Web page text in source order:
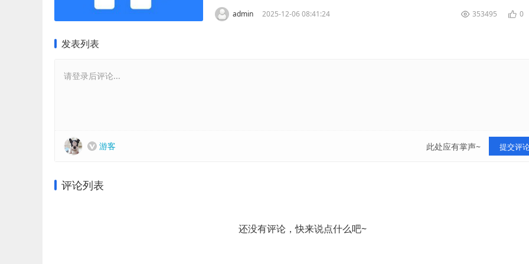
admin 2025-12-06 08:41:24 353495 0
发表列表
请登录后评论...
游客 此处应有掌声~ 提交评
评论列表
还没有评论，快来说点什么吧~